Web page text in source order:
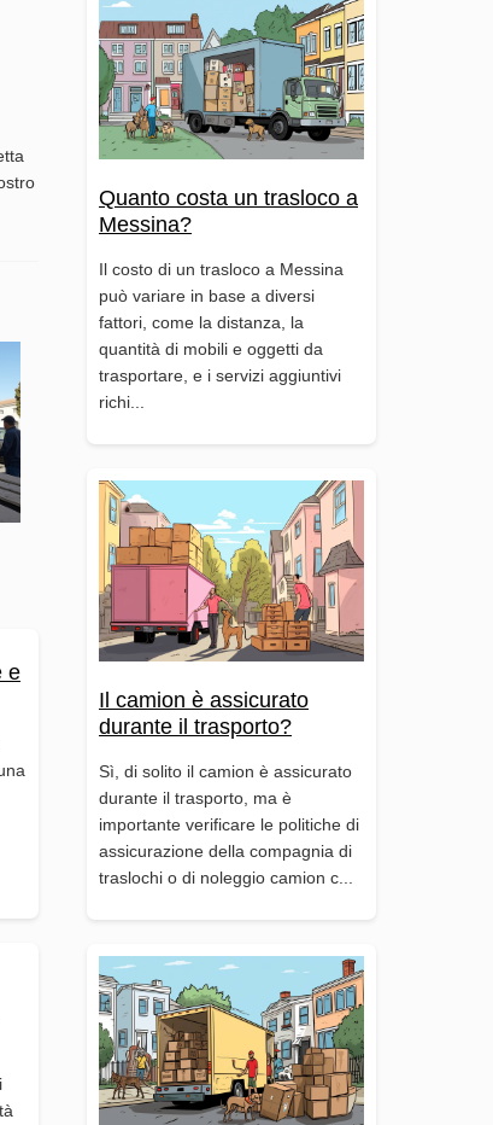
Quanto costa un trasloco a
Messina?
Il costo di un trasloco a Messina
può variare in base a diversi
fattori, come la distanza, la
quantità di mobili e oggetti da
trasportare, e i servizi aggiuntivi
richi...
Il camion è assicurato
durante il trasporto?
Sì, di solito il camion è assicurato
durante il trasporto, ma è
importante verificare le politiche di
assicurazione della compagnia di
traslochi o di noleggio camion c...
e